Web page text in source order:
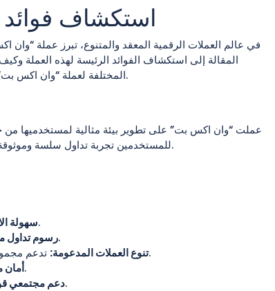
استكشاف
في عالم العملات الرقمية المعقد والمتنوع، تبرز عملة “وان
المقالة إلى استكشاف الفوائد الرئيسة لهذه العملة
المختلفة لعملة “وان اكس بت”، بدءًا من مزاياها الأساسية إلى كيفية استخدامها بنجاح في عالم تداول العملات الرقمية.
عملت “وان اكس بت” على تطوير بيئة مثالية لمستخدميها من
للمستخدمين تجربة تداول سلسة وموثوقة. كما أنها تدعم عدة عملات رقمية رئيسية مما يجعلها خيارًا مثاليًا للمستثمرين المتنوعين.
سهولةتوفر واجهة مستخدم بسيطة تتيح للمستثمرين الجدد التعامل بسهولة معها.
رسوم تداولتتمتع بعمولات منخفضة مقارنة بعملات أخرى، مما يجعلها جذابة للمتداولين.
تنوع العملات المدعومة:تدعم مجموعة واسعة من العملات الرقمية، مما يتيح للمستخدمين القدرة على تنويع محفظتهم.
أمانتستخدم تقنيات أمان متطورة لحماية أموال المستخدمين وبياناتهم الشخصية.
دعم مجتمعييوجد مجتمع نشط يحيط بالعملة، مما يوفر موارد ووسائل مساعدة للمستثمرين.